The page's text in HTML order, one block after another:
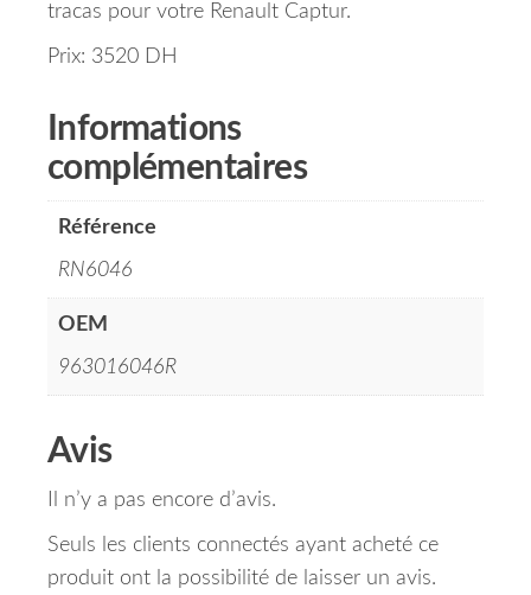
tracas pour votre Renault Captur.
Prix: 3520 DH
Informations
complémentaires
Référence
RN6046
OEM
963016046R
Avis
Il n’y a pas encore d’avis.
Seuls les clients connectés ayant acheté ce
produit ont la possibilité de laisser un avis.